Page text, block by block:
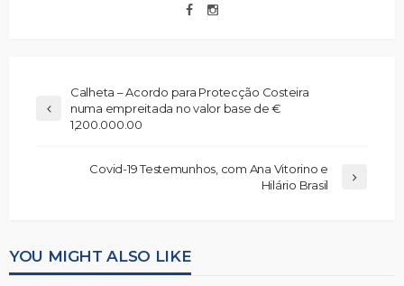
Calheta – Acordo para Protecção Costeira
numa empreitada no valor base de €
1,200.000.00
Covid-19 Testemunhos, com Ana Vitorino e
Hilário Brasil
YOU MIGHT ALSO LIKE